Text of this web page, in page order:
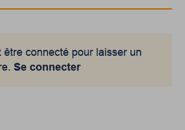
être connecté pour laisser un
Se connecter